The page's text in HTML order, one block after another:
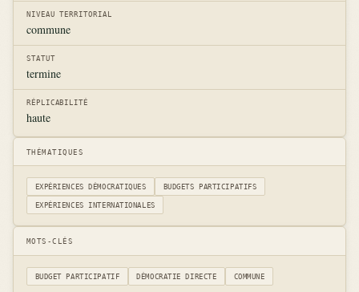
NIVEAU TERRITORIAL
commune
STATUT
termine
RÉPLICABILITÉ
haute
THÉMATIQUES
EXPÉRIENCES DÉMOCRATIQUES BUDGETS PARTICIPATIFS
EXPÉRIENCES INTERNATIONALES
MOTS-CLÉS
BUDGET PARTICIPATIF DÉMOCRATIE DIRECTE COMMUNE